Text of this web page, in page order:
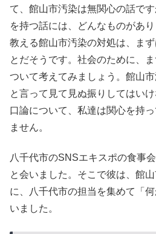
て、館山市汚染は無関心の話で
を持つ話には、どんなものがあ
教える館山市汚染の対処は、ま
とだそうです。社会のために、
ついて考えてみましょう。館山
と言って見て見ぬ振りしてはい
口論について、私達は関心を持
ません。
八千代市のSNSエキスポの食事
と会いました。そこで彼は、館
に、八千代市の担当を集めて「
いました。